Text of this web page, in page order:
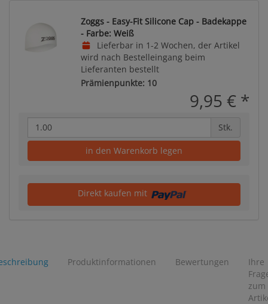
Zoggs - Easy-Fit Silicone Cap - Badekappe
- Farbe: Weiß
Lieferbar in 1-2 Wochen, der Artikel
wird nach Bestelleingang beim
Lieferanten bestellt
Prämienpunkte: 10
9,95 € *
Stk.
in den Warenkorb legen
Direkt kaufen mit
Produktinformationen Bewertungen
Ihre
zum